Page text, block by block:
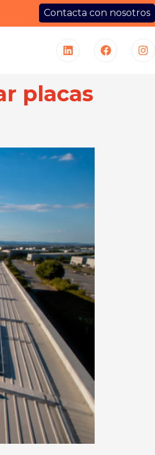
Contacta con nosotros
placas